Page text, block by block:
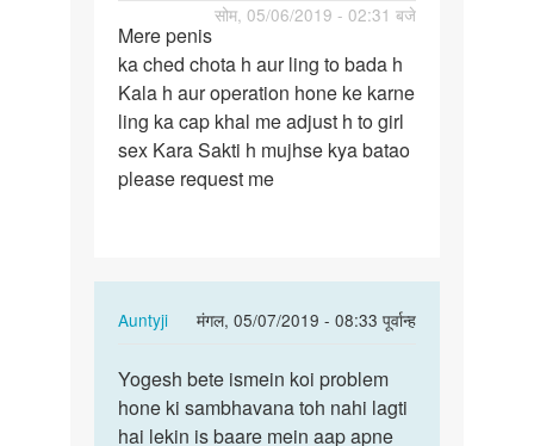
सोम, 05/06/2019 - 02:31 बजे
Mere
penis
ka
ched
chota
h…
Mere penis
ka ched chota h aur ling to bada h
Kala h aur operation hone ke karne
ling ka cap khal me adjust h to girl
sex Kara Sakti h mujhse kya batao
please request me
Auntyji
मंगल, 05/07/2019 - 08:33 पूर्वान्ह
In
to
Mere
penis
Yogesh
bete
ismein
Yogesh bete ismein koi problem
hone ki sambhavana toh nahi lagti
hai lekin is baare mein aap apne